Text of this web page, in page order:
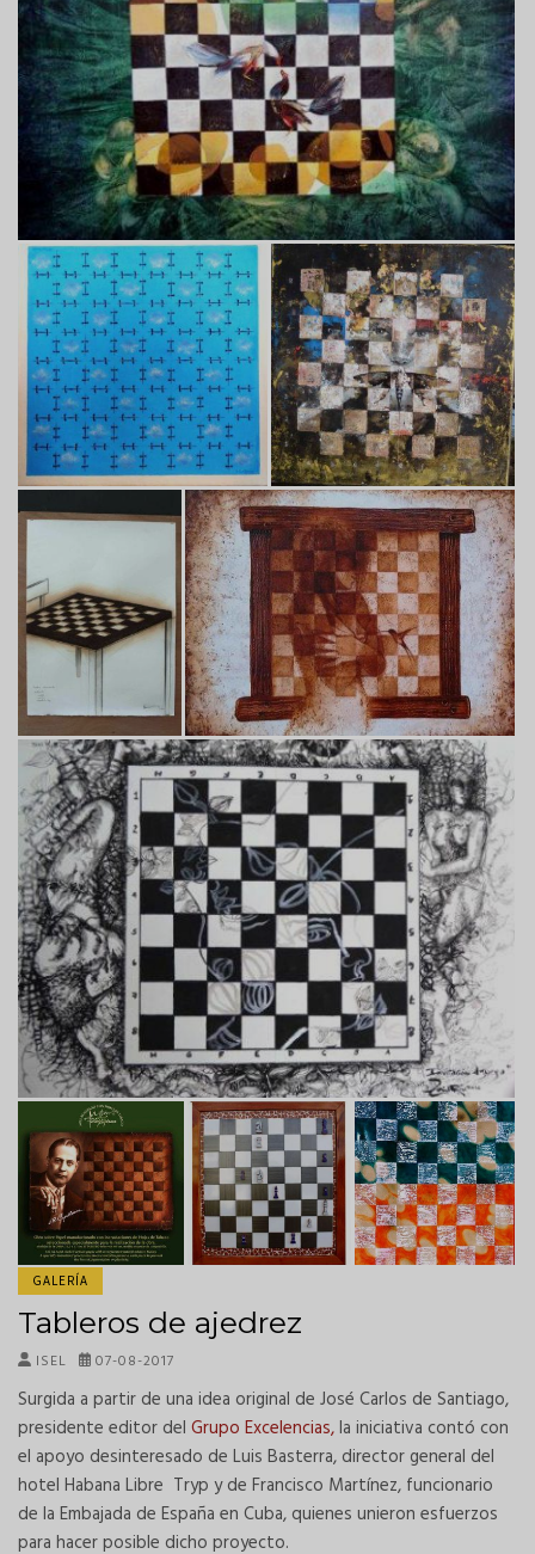
GALERÍA
Tableros de ajedrez
ISEL 07-08-2017
Surgida a partir de una idea original de José Carlos de Santiago,
presidente editor del Grupo Excelencias,la iniciativa contó con
el apoyo desinteresado de Luis Basterra, director general del
hotel Habana Libre Tryp y de Francisco Martínez, funcionario
de la Embajada de España en Cuba, quienes unieron esfuerzos
para hacer posible dicho proyecto.